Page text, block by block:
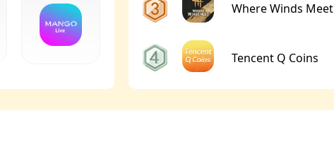
Where Winds Meet
Tencent Q Coins
MyCard(TW)